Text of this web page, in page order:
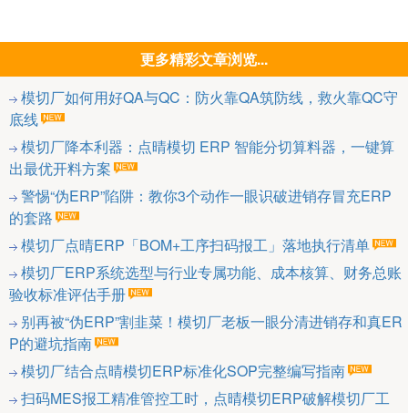
更多精彩文章浏览...
模切厂如何用好QA与QC：防火靠QA筑防线，救火靠QC守
底线
模切厂降本利器：点晴模切 ERP 智能分切算料器，一键算
出最优开料方案
警惕“伪ERP”陷阱：教你3个动作一眼识破进销存冒充ERP
的套路
模切厂点晴ERP「BOM+工序扫码报工」落地执行清单
模切厂ERP系统选型与行业专属功能、成本核算、财务总账
验收标准评估手册
别再被“伪ERP”割韭菜！模切厂老板一眼分清进销存和真ER
P的避坑指南
模切厂结合点晴模切ERP标准化SOP完整编写指南
扫码MES报工精准管控工时，点晴模切ERP破解模切厂工